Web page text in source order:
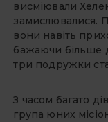
висміювали Хелен
замислювалися.
вони навіть
бажаючи більше
три подружки
З часом багато
група юних